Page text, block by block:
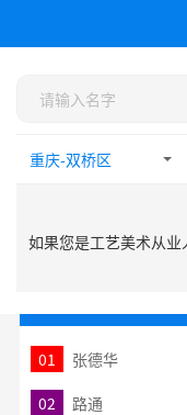
如果您是工艺美术从
01 张德华
02
路通